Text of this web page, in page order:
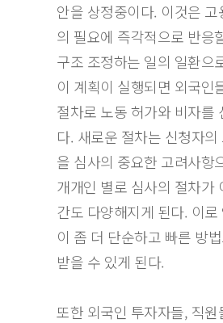
안을 상정중이다. 이것은
의 필요에 즉각적으로 반응
구조 조정하는 일의 일환으
이 계획이 실행되면 외국인
절차로 노동 허가와 비자를
다. 새로운 절차는 신청자
을 심사의 중요한 고려사항
개개인 별로 심사의 절차가
간도 다양해지게 된다. 이
이 좀 더 단순하고 빠른 방
받을 수 있게 된다.
또한 외국인 투자자들, 직